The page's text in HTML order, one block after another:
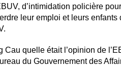
d’intimidation policière
leur emploi et leurs enfants
quelle était l’opinion de
du Gouvernement des